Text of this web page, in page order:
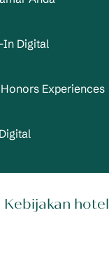
In Digital
Experiences
Kebijakan hotel